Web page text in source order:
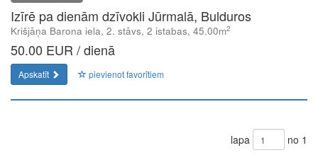
Izīrē pa dienām dzīvokli Jūrmalā, Bulduros
Krišjāņa Barona iela, 2. stāvs, 2 istabas, 45.00m2
50.00 EUR / dienā
Apskatīt pievienot favorītiem
lapa no 1